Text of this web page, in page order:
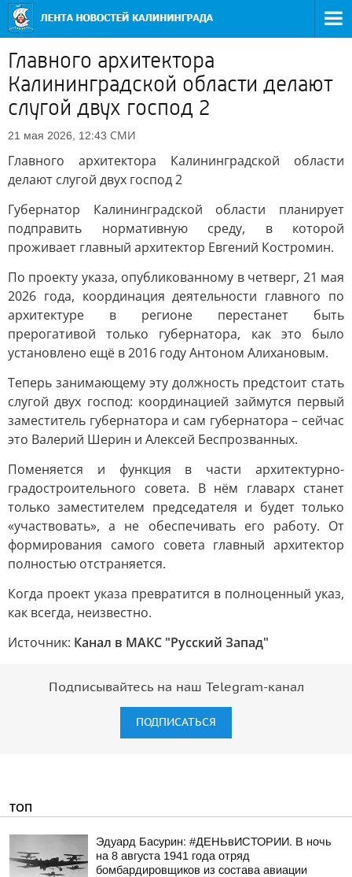
Главного архитектора
Калининградской области делают
слугой двух господ 2
21 мая 2026, 12:43 СМИ
Главного архитектора Калининградской области
делают слугой двух господ 2
Губернатор Калининградской области планирует
подправить нормативную среду, в которой
проживает главный архитектор Евгений Костромин.
По проекту указа, опубликованному в четверг, 21 мая
2026 года, координация деятельности главного по
архитектуре в регионе перестанет быть
прерогативой только губернатора, как это было
установлено ещё в 2016 году Антоном Алихановым.
Теперь занимающему эту должность предстоит стать
слугой двух господ: координацией займутся первый
заместитель губернатора и сам губернатора – сейчас
это Валерий Шерин и Алексей Беспрозванных.
Поменяется и функция в части архитектурно-
градостроительного совета. В нём главарх станет
только заместителем председателя и будет только
«участвовать», а не обеспечивать его работу. От
формирования самого совета главный архитектор
полностью отстраняется.
Когда проект указа превратится в полноценный указ,
как всегда, неизвестно.
Источник: Канал в МАКС "Русский Запад"
Подписывайтесь на наш Telegram-канал
ПОДПИСАТЬСЯ
ТОП
Эдуард Басурин: #ДЕНЬвИСТОРИИ. В ночь
на 8 августа 1941 года отряд
бомбардировщиков из состава авиации